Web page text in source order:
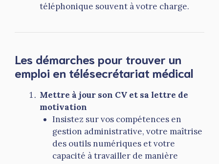
téléphonique souvent à votre charge.
Les démarches pour trouver un
emploi en télésecrétariat médical
Mettre à jour son CV et sa lettre de
motivation
Insistez sur vos compétences en
gestion administrative, votre maîtrise
des outils numériques et votre
capacité à travailler de manière